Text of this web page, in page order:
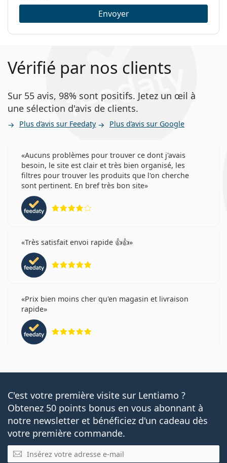
Envoyer
Vérifié par nos clients
Sur 55 avis, 98% sont positifs. Jetez un œil à
une sélection d'avis de clients.
Plus d’avis sur Feedaty Plus d’avis sur Google
Aucuns problèmes pour trouver ce dont j'avais
besoin, le site est clair et très bien organisé, les
filtres pour trouver les produits que l'on cherche
sont pertinent. En bref très bon site
Très satisfait envoi rapide 👍👍
Prix bien moins cher qu'en magasin et livraison
rapide
C'est votre première visite sur Lentiamo ?
Obtenez 50 points bonus en vous abonnant à
notre newsletter et bénéficiez d'un cadeau dès
votre première commande.
E-mail